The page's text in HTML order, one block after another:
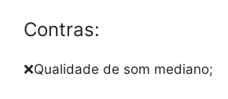
Contras:
❌Qualidade de som mediano;